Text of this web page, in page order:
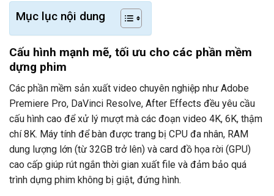
Mục lục nội dung
Cấu hình mạnh mẽ, tối ưu cho các phần mềm
dựng phim
Các phần mềm sản xuất video chuyên nghiệp như Adobe
Premiere Pro, DaVinci Resolve, After Effects đều yêu cầu
cấu hình cao để xử lý mượt mà các đoạn video 4K, 6K, thậm
chí 8K. Máy tính để bàn được trang bị CPU đa nhân, RAM
dung lượng lớn (từ 32GB trở lên) và card đồ họa rời (GPU)
cao cấp giúp rút ngắn thời gian xuất file và đảm bảo quá
trình dựng phim không bị giật, đứng hình.